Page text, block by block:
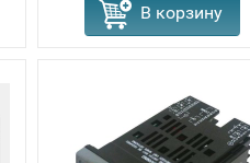
В корзину